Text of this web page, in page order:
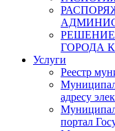
ГОРОДА
Услуги
Реестр
адресу
портал